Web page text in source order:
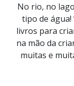
No rio, no
tipo de água!
livros para
na mão da
muitas e